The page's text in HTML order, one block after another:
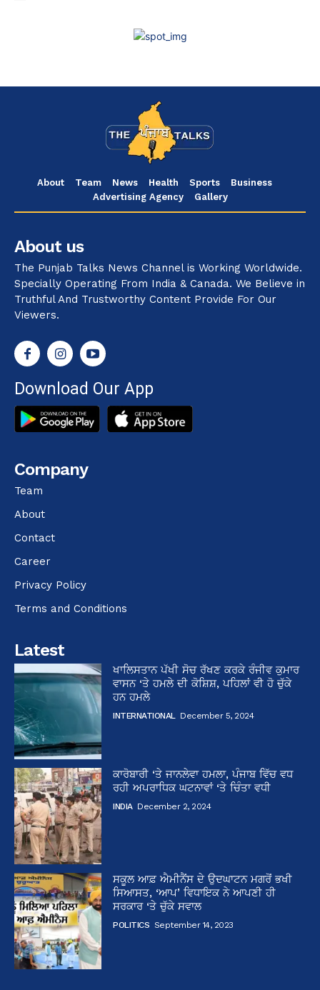
About Team News Health Sports
Business
Advertising Agency
Gallery
About us
The Punjab Talks News Channel is Working Worldwide.
Specially Operating From India & Canada. We Believe in
Truthful And Trustworthy Content Provide For Our
Viewers.
Download Our App
Company
Team
About
Contact
Career
Privacy Policy
Terms and Conditions
Latest
ਖਾਲਿਸਤਾਨ ਪੱਖੀ ਸੋਚ ਰੱਖਣ ਕਰਕੇ ਰੰਜੀਵ ਕੁਮਾਰ
ਵਾਸਨ ‘ਤੇ ਹਮਲੇ ਦੀ ਕੋਸ਼ਿਸ਼, ਪਹਿਲਾਂ ਵੀ ਹੋ ਚੁੱਕੇ
ਹਨ ਹਮਲੇ
INTERNATIONAL December 5, 2024
ਕਾਰੋਬਾਰੀ ‘ਤੇ ਜਾਨਲੇਵਾ ਹਮਲਾ, ਪੰਜਾਬ ਵਿੱਚ ਵਧ
ਰਹੀ ਅਪਰਾਧਿਕ ਘਟਨਾਵਾਂ ‘ਤੇ ਚਿੰਤਾ ਵਧੀ
INDIA December 2, 2024
ਸਕੂਲ ਆਫ਼ ਐਮੀਨੈਂਸ ਦੇ ਉਦਘਾਟਨ ਮਗਰੋਂ ਭਖੀ
ਸਿਆਸਤ, ‘ਆਪ’ ਵਿਧਾਇਕ ਨੇ ਆਪਣੀ ਹੀ
ਸਰਕਾਰ ‘ਤੇ ਚੁੱਕੇ ਸਵਾਲ
POLITICS September 14, 2023